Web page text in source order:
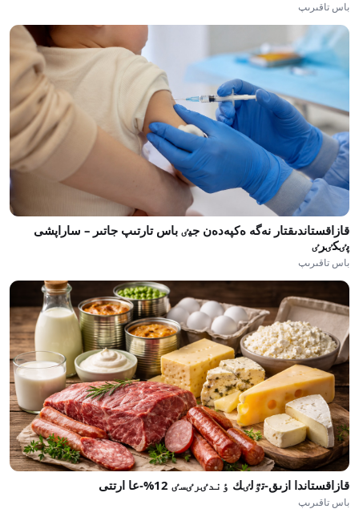
باس تاقىرىپ
قازاقستاندىقتار نەگە ەكپەدەن جيٸ باس تارتىپ جاتىر – ساراپشى
پٸكٸرٸ
باس تاقىرىپ
قازاقستاندا ازىق-تٷلٸك ٶندٸرٸسٸ 12%-عا ارتتى
باس تاقىرىپ